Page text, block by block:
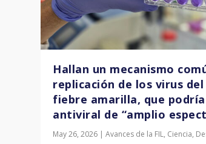
Hallan un mecanismo
replicación de los virus
fiebre amarilla, que
antiviral de “amplio
May 26, 2026 |Avances de la FIL, Ciencia,